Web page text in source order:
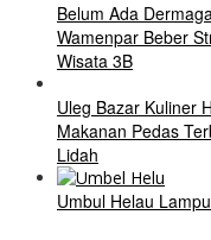
Belum Ada
Wamenpar Beber
Wisata 3B
Uleg Bazar Kuliner
Makanan Pedas
Lidah
Umbul Helau